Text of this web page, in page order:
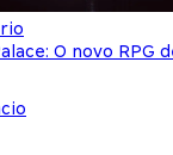
O novo RPG